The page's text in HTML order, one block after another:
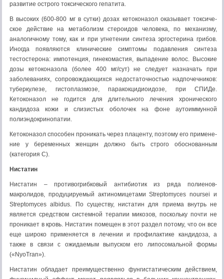
развитие острого токсического гепатита.
В высоких (600-800 мг в сутки) дозах кетоконазол оказывает токсиче­
ское действие на метаболизм стероидов человека, по механизму,
анало­гичному тому, как и при угнетении синтеза эргостерина грибов.
Иногда появляются клинические симптомы подавления синтеза
тестостерона: импотенция, гинекомастия, выпадение волос. Высокие
дозы кетоконазола (более 400 мг/сут) не следует назначать при
заболеваниях, сопровож­дающихся недостаточностью надпочечников:
туберкулезе, гистоплазмозе, паракокцидиоидозе, при СПИДе.
Кетоконазол не годится для длитель­ного лечения хронического
кандидоза кожи и слизистых оболочек на фоне аутоиммунной
полиэндокринопатии.
Кетоконазол способен проникать через плаценту, поэтому его примене­
ние у беременных женщин должно быть строго обоснованным
(категория С).
Нистатин
Нистатин – противогрибковый антибиотик из ряда полиенов-
макролидов, продуцируемый актиномицетами Streptomyces noursei и
Streptomyces albidus. По существу, нистатин для приема внутрь не
является средством системной терапии микозов, поскольку почти не
проникает в кровь. Нистатин помещен в этот раздел потому, что он все
еще широко применяется в лечении и профилактике кандидоза, а
также в связи с ожидаемым выпуском его липосомальной формы
(«NyoTran»).
Нистатин обладает преимущественно фунгистатическим действием,